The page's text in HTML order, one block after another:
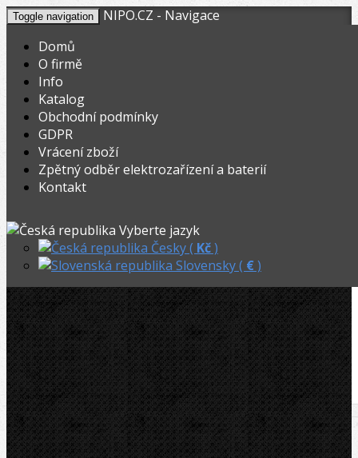
Toggle navigation
NIPO.CZ - Navigace
Domů
O firmě
Info
Katalog
Obchodní podmínky
GDPR
Vrácení zboží
Zpětný odběr elektrozařízení a baterií
Kontakt
Vyberte jazyk
Česky ( Kč)
Slovensky ( €)
V nákupním košíku máte
Celkem: 0,00
Registrovat Přihlásit
NIPO.CZ
Zenten řezné kolečko Inox, Cu, Al (19x6,2 mm)
Zenten řezné kolečko Inox, Cu, Al
(19x6,2 mm)